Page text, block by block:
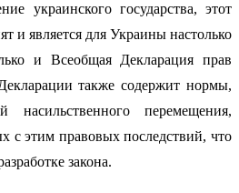
украинского государства, этот
и является для Украины настолько
и Всеобщая Декларация прав
также содержит нормы,
насильственного перемещения,
с этим правовых последствий, что
закона.